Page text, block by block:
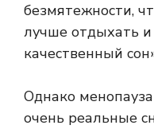
безмятежности,
лучше отдыхать
качественный
Однако
очень реальные